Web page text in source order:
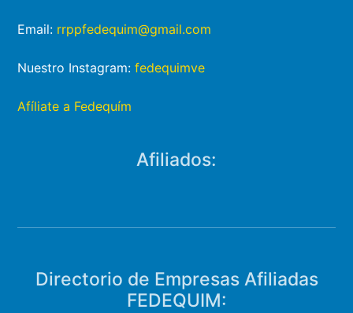
Email: rrppfedequim@gmail.com
Nuestro Instagram:fedequimve
Afíliate a Fedequím
Afiliados:
Directorio de Empresas Afiliadas
FEDEQUIM: